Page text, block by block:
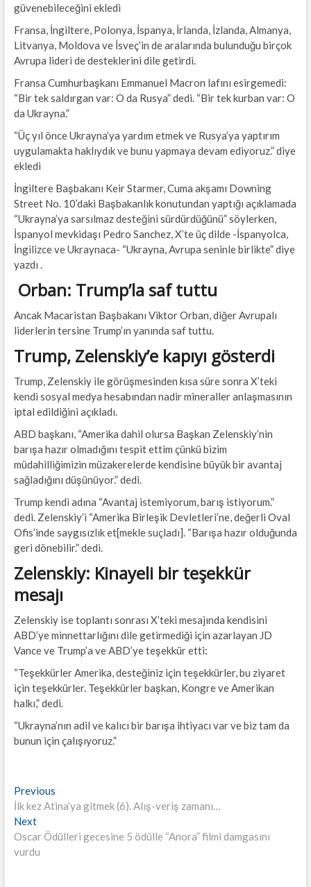
güvenebileceğini ekledi
Fransa, İngiltere, Polonya, İspanya, İrlanda, İzlanda, Almanya,
Litvanya, Moldova ve İsveç’in de aralarında bulunduğu birçok
Avrupa lideri de desteklerini dile getirdi.
Fransa Cumhurbaşkanı Emmanuel Macron lafını esirgemedi:
“Bir tek saldırgan var: O da Rusya” dedi. “Bir tek kurban var: O
da Ukrayna.”
“Üç yıl önce Ukrayna’ya yardım etmek ve Rusya’ya yaptırım
uygulamakta haklıydık ve bunu yapmaya devam ediyoruz.” diye
ekledi
İngiltere Başbakanı Keir Starmer, Cuma akşamı Downing
Street No. 10’daki Başbakanlık konutundan yaptığı açıklamada
“Ukrayna’ya sarsılmaz desteğini sürdürdüğünü” söylerken,
İspanyol mevkidaşı Pedro Sanchez, X’te üç dilde -İspanyolca,
İngilizce ve Ukraynaca- “Ukrayna, Avrupa seninle birlikte” diye
yazdı .
Orban: Trump’la saf tuttu
Ancak Macaristan Başbakanı Viktor Orban, diğer Avrupalı
liderlerin tersine Trump’ın yanında saf tuttu.
Trump, Zelenskiy’e kapıyı gösterdi
Trump, Zelenskiy ile görüşmesinden kısa süre sonra X’teki
kendi sosyal medya hesabından nadir mineraller anlaşmasının
iptal edildiğini açıkladı.
ABD başkanı, “Amerika dahil olursa Başkan Zelenskiy’nin
barışa hazır olmadığını tespit ettim çünkü bizim
müdahilliğimizin müzakerelerde kendisine büyük bir avantaj
sağladığını düşünüyor.” dedi.
Trump kendi adına “Avantaj istemiyorum, barış istiyorum.”
dedi. Zelenskiy’i “Amerika Birleşik Devletleri’ne, değerli Oval
Ofis’inde saygısızlık et[mekle suçladı]. “Barışa hazır olduğunda
geri dönebilir.” dedi.
Zelenskiy: Kinayeli bir teşekkür
mesajı
Zelenskiy ise toplantı sonrası X’teki mesajında kendisini
ABD’ye minnettarlığını dile getirmediği için azarlayan JD
Vance ve Trump’a ve ABD’ye teşekkür etti:
“Teşekkürler Amerika, desteğiniz için teşekkürler, bu ziyaret
için teşekkürler. Teşekkürler başkan, Kongre ve Amerikan
halkı,” dedi.
“Ukrayna’nın adil ve kalıcı bir barışa ihtiyacı var ve biz tam da
bunun için çalışıyoruz.”
Yazı
gezinmesi
PreviousPrevious
post:
İlk kez Atina’ya gitmek (6). Alış-veriş zamanı…
NextNext
post:
Oscar Ödülleri gecesine 5 ödülle “Anora” filmi damgasını
vurdu